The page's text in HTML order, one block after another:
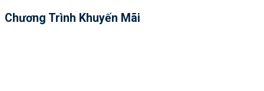
Chương Trình Khuyến Mãi